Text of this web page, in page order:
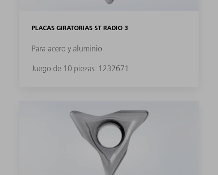
PLACAS GIRATORIAS ST RADIO 3
Para acero y aluminio
Juego de 10 piezas 1232671